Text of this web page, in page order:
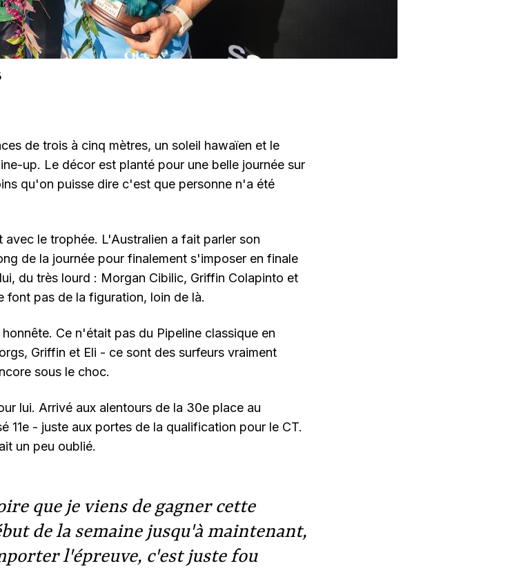
de trois à cinq mètres, un soleil hawaïen et le
up. Le décor est planté pour une belle journée sur
qu'on puisse dire c'est que personne n'a été
le trophée. L'Australien a fait parler son
de la journée pour finalement s'imposer en finale
du très lourd : Morgan Cibilic, Griffin Colapinto et
font pas de la figuration, loin de là.
Ce n'était pas du Pipeline classique en
Griffin et Eli - ce sont des surfeurs vraiment
sous le choc.
lui. Arrivé aux alentours de la 30e place au
11e - juste aux portes de la qualification pour le CT.
un peu oublié.
que je viens de gagner cette
de la semaine jusqu'à maintenant,
l'épreuve, c'est juste fou